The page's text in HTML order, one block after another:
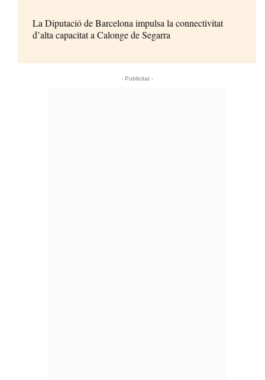
La Diputació de Barcelona impulsa la connectivitat
d’alta capacitat a Calonge de Segarra
- Publicitat -